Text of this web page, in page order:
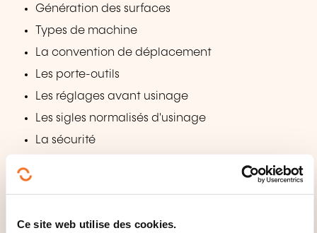
Ce site web utilise des cookies.
Génération des surfaces
Types de machine
La convention de déplacement
Les porte-outils
Les réglages avant usinage
Les sigles normalisés d'usinage
La sécurité
QUELLES MÉTHODES
?